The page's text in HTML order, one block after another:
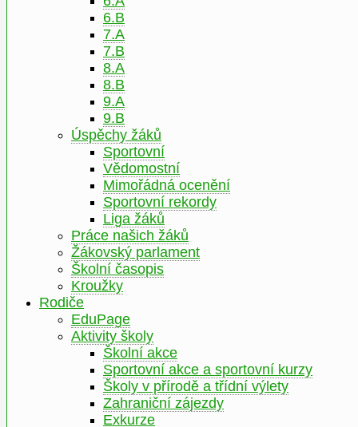
6.B
7.A
7.B
8.A
8.B
9.A
9.B
Úspěchy žáků
Sportovní
Vědomostní
Mimořádná ocenění
Sportovní rekordy
Liga žáků
Práce našich žáků
Žákovský parlament
Školní časopis
Kroužky
Rodiče
EduPage
Aktivity školy
Školní akce
Sportovní akce a sportovní kurzy
Školy v přírodě a třídní výlety
Zahraniční zájezdy
Exkurze